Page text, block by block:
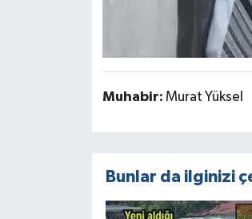
Muhabir: Murat Yüksel
Bunlar da ilginizi